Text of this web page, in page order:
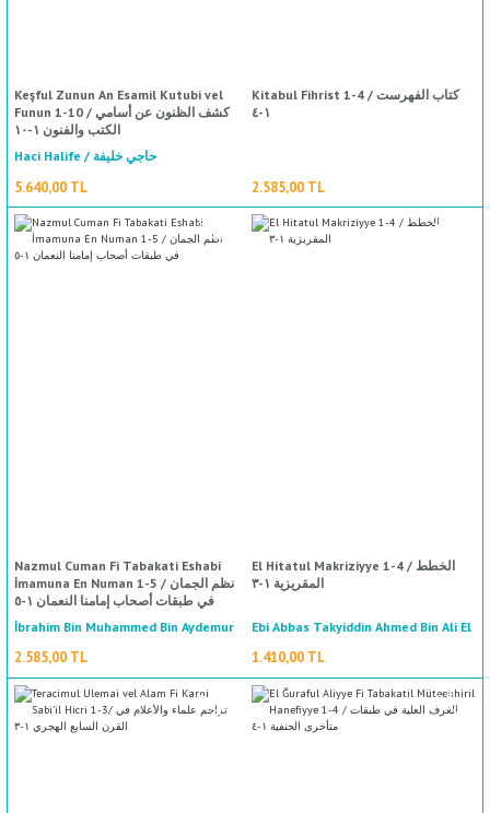
%50
indirim
Keşful Zunun An Esamil Kutubi vel
Funun 1-10 / كشف الظنون عن أسامي
الكتب والفنون ١-١٠
Haci Halife / حاجي خليفة
5.640,00 TL
Kitabul Fihrist 1-4 / كتاب الفهرست
١-٤
2.585,00 TL
Nazmul Cuman Fi Tabakati Eshabi
İmamuna En Numan 1-5 / نظم الجمان
في طبقات أصحاب إمامنا النعمان ١-٥
İbrahim Bin Muhammed Bin Aydemur
Sarimiddin El Hanefi Eş Şehir Bi İbni
Dokmak / إبراهيم بن محمد بن أيدمر
صارم الدين الحنفي الشهير بابن دقماق
2.585,00 TL
El Hitatul Makriziyye 1-4 / الخطط
المقريزية ١-٣
Ebi Abbas Takyiddin Ahmed Bin Ali El
Makrizi / أبي العباس تقي الدين أحمد بن
علي المقريزي
1.410,00 TL